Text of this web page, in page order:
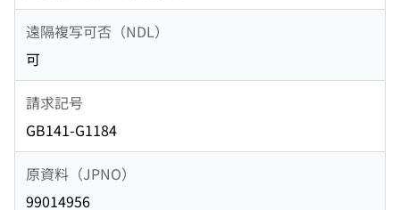
遠隔複写可否（NDL）
可
請求記号
GB141-G1184
原資料（JPNO）
99014956